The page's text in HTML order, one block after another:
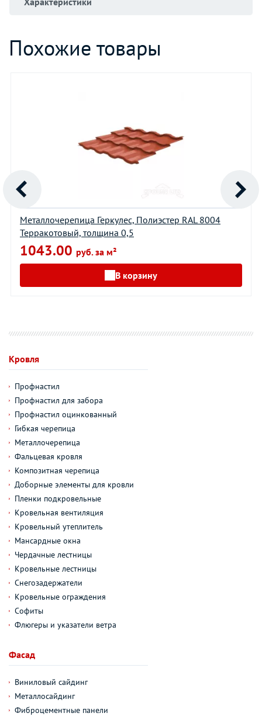
Похожие товары
Металлочерепица Геркулес, Полиэстер RAL 8004
Терракотовый, толщина 0,5
1043.00 руб. за м²
В корзину
Кровля
Профнастил
Профнастил для забора
Профнастил оцинкованный
Гибкая черепица
Металлочерепица
Фальцевая кровля
Композитная черепица
Доборные элементы для кровли
Пленки подкровельные
Кровельная вентиляция
Кровельный утеплитель
Мансардные окна
Чердачные лестницы
Кровельные лестницы
Снегозадержатели
Кровельные ограждения
Софиты
Флюгеры и указатели ветра
Фасад
Виниловый сайдинг
Металлосайдинг
Фиброцементные панели